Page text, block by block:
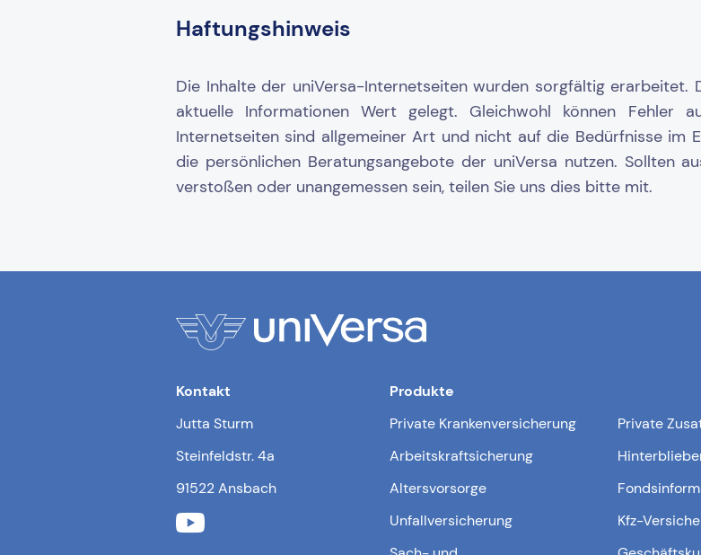
Haftungshinweis
Die Inhalte der uniVersa-Internetseiten wurden sorgfältig erarbeitet.
aktuelle Informationen Wert gelegt. Gleichwohl können Fehler
Internetseiten sind allgemeiner Art und nicht auf die Bedürfnisse im
die persönlichen Beratungsangebote der uniVersa nutzen. Sollten
verstoßen oder unangemessen sein, teilen Sie uns dies bitte mit.
Kontakt
Jutta Sturm
Steinfeldstr. 4a
91522 Ansbach
Produkte
Private Krankenversicherung
Private
Arbeitskraftsicherung
Altersvorsorge
Unfallversicherung
Kfz-